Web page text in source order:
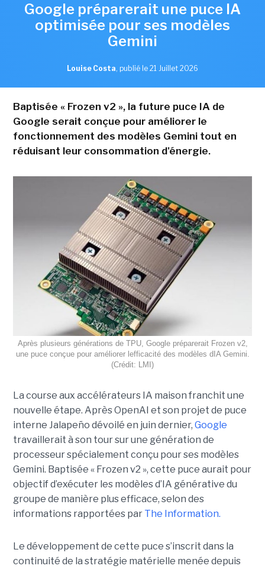
Google préparerait une puce IA
optimisée pour ses modèles
Gemini
Louise Costa, publié le 21 Juillet 2026
Baptisée « Frozen v2 », la future puce IA de
Google serait conçue pour améliorer le
fonctionnement des modèles Gemini tout en
réduisant leur consommation d'énergie.
Après plusieurs générations de TPU, Google préparerait Frozen v2,
une puce conçue pour améliorer lefficacité des modèles dIA Gemini.
(Crédit: LMI)
La course aux accélérateurs IA maison franchit une
nouvelle étape. Après OpenAI et son projet de puce
interne Jalapeño dévoilé en juin dernier, Google
travaillerait à son tour sur une génération de
processeur spécialement conçu pour ses modèles
Gemini. Baptisée « Frozen v2 », cette puce aurait pour
objectif d’exécuter les modèles d’IA générative du
groupe de manière plus efficace, selon des
informations rapportées par The Information.
Le développement de cette puce s’inscrit dans la
continuité de la stratégie matérielle menée depuis